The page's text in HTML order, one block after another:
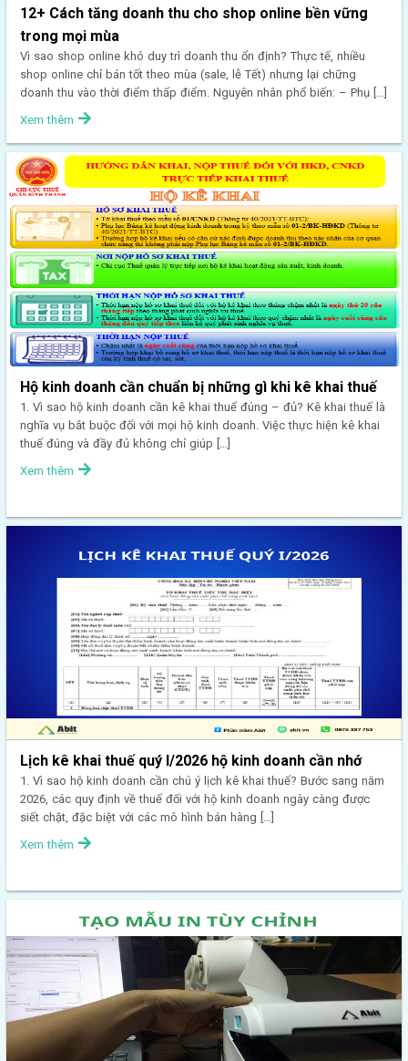
12+ Cách tăng doanh thu cho shop online bền vững
trong mọi mùa
Vì sao shop online khó duy trì doanh thu ổn định? Thực tế, nhiều
shop online chỉ bán tốt theo mùa (sale, lễ Tết) nhưng lại chững
doanh thu vào thời điểm thấp điểm. Nguyên nhân phổ biến: – Phụ […]
Xem thêm
Hộ kinh doanh cần chuẩn bị những gì khi kê khai thuế
1. Vì sao hộ kinh doanh cần kê khai thuế đúng – đủ? Kê khai thuế là
nghĩa vụ bắt buộc đối với mọi hộ kinh doanh. Việc thực hiện kê khai
thuế đúng và đầy đủ không chỉ giúp […]
Xem thêm
Lịch kê khai thuế quý I/2026 hộ kinh doanh cần nhớ
1. Vì sao hộ kinh doanh cần chú ý lịch kê khai thuế? Bước sang năm
2026, các quy định về thuế đối với hộ kinh doanh ngày càng được
siết chặt, đặc biệt với các mô hình bán hàng […]
Xem thêm